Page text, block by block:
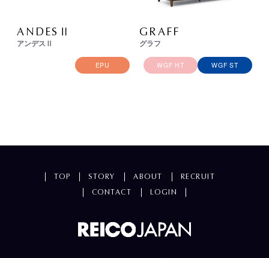
ANDESⅡ
アンデスⅡ
EPU
GRAFF
グラフ
WGF HT WGF ST
TOP STORY ABOUT
RECRUIT
CONTACT
LOGIN